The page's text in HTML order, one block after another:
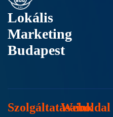
Lokális
Marketing
Budapest
Szolgáltatásaink
Weboldal